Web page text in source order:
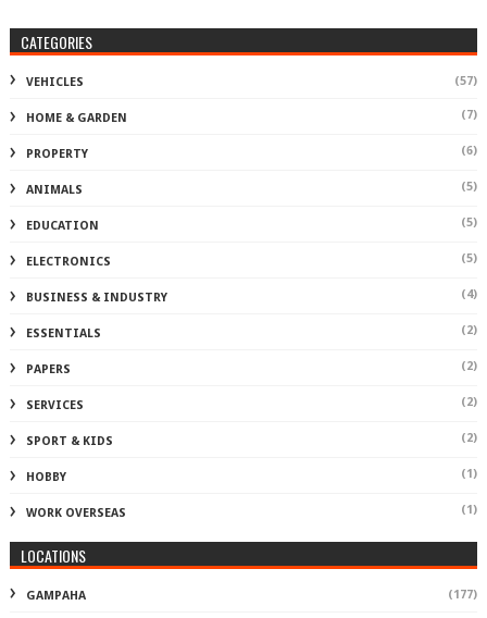
CATEGORIES
VEHICLES (57)
HOME & GARDEN (7)
PROPERTY (6)
ANIMALS (5)
EDUCATION (5)
ELECTRONICS (5)
BUSINESS & INDUSTRY (4)
ESSENTIALS (2)
PAPERS (2)
SERVICES (2)
SPORT & KIDS (2)
HOBBY (1)
WORK OVERSEAS (1)
LOCATIONS
GAMPAHA (177)